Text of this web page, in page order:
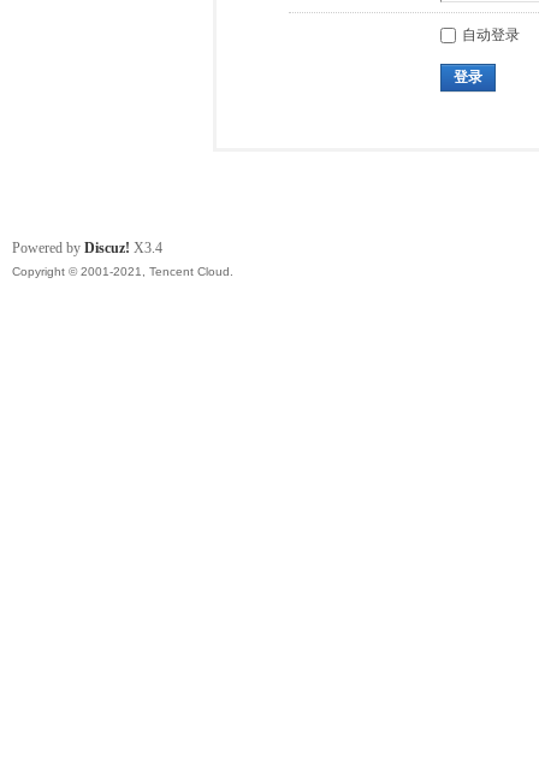
自动登录
登录
Powered by Discuz! X3.4
Copyright © 2001-2021, Tencent Cloud.